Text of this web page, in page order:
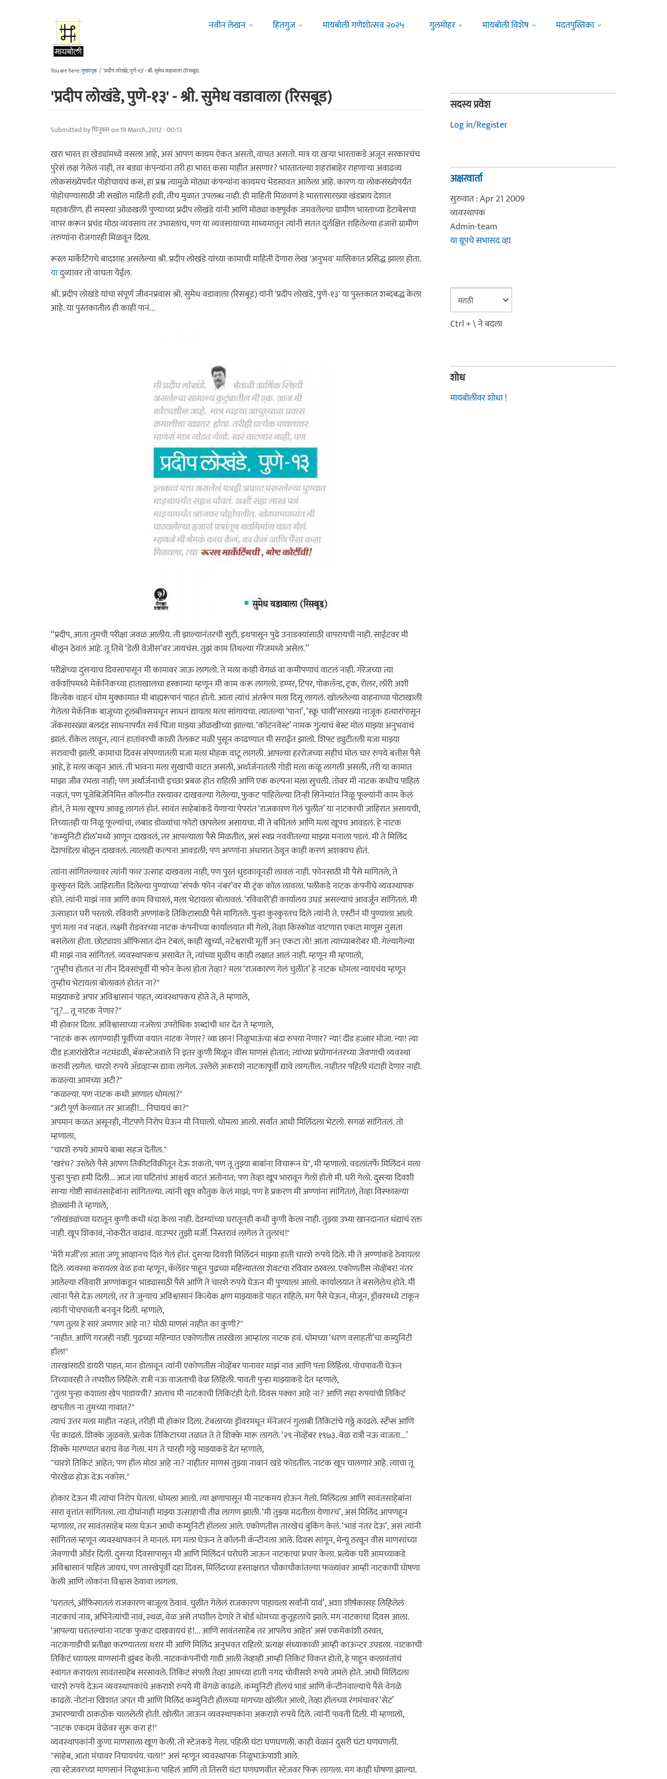
नवीन लेखन
हितगुज मायबोली गणेशोत्सव २०२५ गुलमोहर मायबोली विशेष मदतपुस्तिका
You are here:मुख्यपृष्ठ / 'प्रदीप लोखंडे, पुणे-१३' - श्री. सुमेध वडावाला (रिसबूड)
'प्रदीप लोखंडे, पुणे-१३' - श्री. सुमेध वडावाला (रिसबूड)
Submitted byचिनूक्सon 19 March, 2012 - 00:13
खरा भारत हा खेड्यांमध्ये वसला आहे, असं आपण कायम ऐकत असतो, वाचत असतो. मात्र या खर्‍या भारताकडे अजून सरकारचंच
पुरेसं लक्ष गेलेलं नाही, तर बड्या कंपन्यांना तरी हा भारत कसा माहीत असणार? भारतातल्या शहरांबाहेर राहणार्‍या अवाढव्य
लोकसंख्येपर्यंत पोहोचायचं कसं, हा प्रश्न त्यामुळे मोठ्या कंपन्यांना कायमच भेडसावत आलेला आहे. कारण या लोकसंख्येपर्यंत
पोहोचण्यासाठी जी सखोल माहिती हवी, तीच मुळात उपलब्ध नाही. ही माहिती मिळवणं हे भारतासारख्या खंडप्राय देशात
महाकठीण. ही समस्या ओळखली पुण्याच्या प्रदीप लोखंडे यांनी आणि मोठ्या कष्टपूर्वक जमवलेल्या ग्रामीण भारताच्या डेटाबेसचा
वापर करून प्रचंड मोठा व्यवसाय तर उभारलाच, पण या व्यवसायाच्या माध्यमातून त्यांनी सतत दुर्लक्षित राहिलेल्या हजारो ग्रामीण
तरुणांना रोजगारही मिळवून दिला.
रूरल मार्केटिंगचे बादशाह असलेल्या श्री. प्रदीप लोखंडे यांच्या कामाची माहिती देणारा लेख 'अनुभव' मासिकात प्रसिद्ध झाला होता.
यादुव्यावर तो वाचता येईल.
श्री. प्रदीप लोखंडे यांचा संपूर्ण जीवनप्रवास श्री. सुमेध वडावाला (रिसबूड) यांनी 'प्रदीप लोखंडे, पुणे-१३' या पुस्तकात शब्दबद्ध केला
आहे. या पुस्तकातील ही काही पानं...
‘‘प्रदीप, आता तुमची परीक्षा जवळ आलीय. ती झाल्यानंतरची सुटी, इथपासून पुढे उनाडक्यांसाठी वापरायची नाही. साईटवर मी
बोलून ठेवलं आहे. तू तिथे ‘डेली वेजीस’वर जायचंस. तुझं काम तिथल्या गॅरेजमध्ये असेल.’’
परीक्षेच्या दुसर्‍याच दिवसापासून मी कामावर जाऊ लागलो. ते मला काही वेगळं वा कमीपणाचं वाटलं नाही. गॅरेजच्या त्या
वर्कशॉपमध्ये मेकॅनिकच्या हाताखालचा हरकाम्या म्हणून मी काम करू लागलो. डम्पर, टिपर, पोकलॅन्ड, ट्रक, रोलर, लॉरी अशी
कित्येक वाहनं धोम मुक्कामात मी बाह्यरूपानं पाहत होतो. आता त्यांचं अंतर्रूप मला दिसू लागलं. खोललेल्या वाहनाच्या पोटाखाली
गेलेला मेकॅनिक बाजूच्या टूलबॉक्समधून साधनं द्यायला मला सांगायचा. त्यातल्या ‘पाना’, ‘स्क्रू चावी’सारख्या नाजूक हत्यारांपासून
जॅकसारख्या बलदंड साधनापर्यंत सर्व चिजा माझ्या ओळखीच्या झाल्या. ‘कॉटनवेस्ट’ नामक गुंत्याचं बेस्ट मोल माझ्या अनुभवाचं
झालं. रॉकेल लावून, त्यानं हातांवरची काळी तेलकट मळी पुसून काढण्यात मी सराईत झालो. शिफ्ट ड्युटीतली मजा माझ्या
सरावाची झाली. कामाचा दिवस संपण्यातली मजा मला मोहक वाटू लागली. आपल्या हररोजच्या सहीचं मोल चार रुपये बत्तीस पैसे
आहे, हे मला कळून आलं. ती भावना मला सुखाची वाटत असली, अर्थार्जनातली गोडी मला कळू लागली असली, तरी या कामात
माझा जीव रमला नाही; पण अर्थार्जनाची इच्छा प्रबळ होत राहिली आणि एक कल्पना मला सुचली. तोवर मी नाटक कधीच पाहिलं
नव्हतं, पण पूजेबिजेनिमित्त कॉलनीत रस्त्यावर दाखवल्या गेलेल्या, फुकट पाहिलेल्या तिन्ही सिनेम्यांत निळू फूल्यांनी काम केलं
होतं, ते मला खूपच आवडू लागलं होतं. सावंत साहेबांकडे येणार्‍या पेपरांत ‘राजकारण गेलं चुलीत’ या नाटकाची जाहिरात असायची,
तिच्यातही या निळू फूल्यांचा, लबाड डोळ्यांचा फोटो छापलेला असायचा. मी ते बघितलं आणि मला खूपच आवडलं. हे नाटक
‘कम्युनिटी हॉल’मध्ये आणून दाखवलं, तर आपल्याला पैसे मिळतील, असं स्वप्न नववीतल्या माझ्या मनाला पडलं. मी ते मिलिंद
देशपांडेला बोलून दाखवलं. त्यालाही कल्पना आवडली; पण अण्णांना अंधारात ठेवून काही करणं अशक्यच होतं.
त्यांना सांगितल्यावर त्यांनी फार उत्साह दाखवला नाही, पण पुरतं धुडकावूनही लावलं नाही. फोनसाठी मी पैसे मागितले, ते
कुरकुरत दिले. जाहिरातीत दिलेल्या पुण्याच्या ‘संपर्क फोन नंबर’वर मी ट्रंक कॉल लावला. पलीकडे नाटक कंपनीचे व्यवस्थापक
होते. त्यांनी माझं नाव आणि काम विचारलं, मला भेटायला बोलावलं. ‘रविवारी’ही कार्यालय उघडं असल्याचं आवर्जून सांगितलं. मी
उत्साहात घरी परतलो. रविवारी अण्णांकडे तिकिटासाठी पैसे मागितले. पुन्हा कुरकुरतच दिले त्यांनी ते. एस्टीनं मी पुण्याला आलो.
पुणं मला नवं नव्हतं. लक्ष्मी रोडवरच्या नाटक कंपनीच्या कार्यालयात मी गेलो, तेव्हा किरकोळ वाटणारा एकटा माणूस नुसता
बसलेला होता. छोट्याशा ऑफिसात दोन टेबलं, काही खुर्च्या, नटेश्वराची मूर्ती अन् एकटा तो! आता त्याच्याबरोबर मी. गेल्यागेल्या
मी माझं नाव सांगितलं. व्यवस्थापकच असावेत ते, त्यांच्या मुळीच काही लक्षात आलं नाही. म्हणून मी म्हणालो,
"तुम्हीच होतात ना तीन दिवसांपूर्वी मी फोन केला होता तेव्हा? मला ‘राजकारण गेलं चुलीत’ हे नाटक धोमला न्यायचंय म्हणून
तुम्हीच भेटायला बोलावलं होतंत ना?"
माझ्याकडे अपार अविश्वासानं पाहत, व्यवस्थापकच होते ते, ते म्हणाले,
"तू?... तू नाटक नेणार?"
मी होकार दिला. अविश्वासाच्या नजरेला उपरोधिक शब्दांची धार देत ते म्हणाले,
"नाटकं करू लागण्याही पूर्वीच्या वयात नाटक नेणार? व्वा छान! निळूभाऊंचा बंदा रुपया नेणार? न्या! दीड हज्जार मोजा. न्या! त्या
दीड हजारांखेरीज नटमंडळी, बॅकस्टेजवाले नि इतर कुणी मिळून वीस माणसं होतात; त्यांच्या प्रयोगानंतरच्या जेवणाची व्यवस्था
करावी लागेल. चारशे रुपये अ‍ॅडव्हान्स द्यावा लागेल. उरलेले अकराशे नाटकापूर्वी द्यावे लागतील. नाहीतर पहिली घंटाही देणार नाही.
कळल्या आमच्या अटी?"
"कळल्या. पण नाटक कधी आणाल धोमला?"
"अटी पूर्ण केल्यात तर आजही!... निघायचं का?"
अपमान कळत असूनही, नीटपणे निरोप घेऊन मी निघालो. धोमला आलो. सर्वांत आधी मिलिंदला भेटलो. सगळं सांगितलं. तो
म्हणाला,
"चारशे रुपये आमचे बाबा सहज देतील."
"खरंच? उरलेले पैसे आपण तिकीटविक्रीतून देऊ शकतो, पण तू तुझ्या बाबांना विचारून घे", मी म्हणालो. वडलांतर्फे मिलिंदनं मला
पुन्हा पुन्हा हमी दिली... आज त्या घटितांचं आश्चर्य वाटतं अतोनात; पण तेव्हा खूप भारावून गेलो होतो मी. घरी गेलो. दुसर्‍या दिवशी
सार्‍या गोष्टी सावंतसाहेबांना सांगितल्या. त्यांनी खूप कौतुक केलं माझं; पण हे प्रकरण मी अण्णांना सांगितलं, तेव्हा विस्फारल्या
डोळ्यांनी ते म्हणाले,
"लोखंड्यांच्या घरातून कुणी कधी धंदा केला नाही. देडग्यांच्या घरातूनही कधी कुणी केला नाही. तुझ्या उभ्या खानदानात धंद्याचं रक्त
नाही. खूप शिकावं, नोकरीत वाढावं. याउप्पर तुझी मर्जी. निस्तरावं लागेल ते तुलाच!"
‘मेरी मर्जी’ला आता जणू आव्हानच दिलं गेलं होतं. दुसर्‍या दिवशी मिलिंदनं माझ्या हाती चारशे रुपये दिले. मी ते अण्णांकडे ठेवायला
दिले. व्यवस्था करायला वेळ हवा म्हणून, कॅलेंडर पाहून पुढच्या महिन्यातला शेवटचा रविवार ठरवला. एकोणतीस नोव्हेंबर! नंतर
आलेल्या रविवारी अण्णांकडून भाड्यासाठी पैसे आणि ते चारशे रुपये घेऊन मी पुण्याला आलो. कार्यालयात ते बसलेलेच होते. मी
त्यांना पैसे देऊ लागलो, तर ते जुन्याच अविश्वासानं कित्येक क्षण माझ्याकडे पाहत राहिले. मग पैसे घेऊन, मोजून, ड्रॉवरमध्ये टाकून
त्यांनी पोचपावती बनवून दिली. म्हणाले,
"पण तुला हे सारं जमणार आहे ना? मोठी माणसं नाहीत का कुणी?"
"नाहीत. आणि गरजही नाही. पुढच्या महिन्यात एकोणतीस तारखेला आम्हांला नाटक हवं. धोमच्या ‘धरण वसाहती’चा कम्युनिटी
हॉल!"
तारखांसाठी डायरी पाहत, मान डोलावून त्यांनी एकोणतीस नोव्हेंबर पानावर माझं नाव आणि पत्ता लिहिला. पोचपावती घेऊन
तिच्यावरही ते तपशील लिहिले. रात्री नऊ वाजताची वेळ लिहिली. पावती पुन्हा माझ्याकडे देत म्हणाले,
"तुला पुन्हा कशाला खेप पाडायची? आत्ताच मी नाटकाची तिकिटंही देतो. दिवस पक्का आहे ना? आणि सहा रुपयांची तिकिटं
खपतील ना तुमच्या गावात?"
त्याचं उत्तर मला माहीत नव्हतं, तरीही मी होकार दिला. टेबलाच्या ड्रॉवरमधून मॅनेजरनं गुलाबी तिकिटांचे गठ्ठे काढले. स्टँप्स आणि
पॅड काढलं. शिक्के जुळवले. प्रत्येक तिकिटाच्या तळात ते ते शिक्के मारू लागले. ‘२९ नोव्हेंबर १९७३. वेळ रात्रौ नऊ वाजता...’
शिक्के मारण्यात बराच वेळ गेला. मग ते चारही गठ्ठे माझ्याकडे देत म्हणाले,
"चारशे तिकिटं आहेत; पण हॉल मोठा आहे ना? नाहीतर माणसं तुझ्या नावानं खडे फोडतील. नाटक खूप चालणारं आहे. त्याचा तू
पोरखेळ होऊ देऊ नकोस."
होकार देऊन मी त्यांचा निरोप घेतला. धोमला आलो. त्या क्षणापासून मी नाटकमय होऊन गेलो. मिलिंदला आणि सावंतसाहेबांना
सारा वृत्तांत सांगितला. त्या दोघांनाही माझ्या उत्साहाची तीव्र लागण झाली. ‘मी तुझ्या मदतीला येणारच’, असं मिलिंद आपणहून
म्हणाला, तर सावंतसाहेब मला घेऊन आधी कम्युनिटी हॉलला आले. एकोणतीस तारखेचं बुकिंग केलं. ‘भाडं नंतर देऊ’, असं त्यांनी
सांगितलं म्हणून व्यवस्थापकानं ते मानलं. मग मला घेऊन ते कॉलनी कॅन्टीनला आले. दिवस सांगून, मेन्यू ठरवून वीस माणसांच्या
जेवणाची ऑर्डर दिली. दुसर्‍या दिवसापासून मी आणि मिलिंदनं घरोघरी जाऊन नाटकाचा प्रचार केला. प्रत्येक घरी आमच्याकडे
अविश्वासानं पाहिलं जायचं, पण तारखेपूर्वी दहा दिवस, मिलिंदच्या हस्ताक्षरात चौकाचौकांतल्या फळ्यांवर आम्ही नाटकाची घोषणा
केली आणि लोकांना विश्वास ठेवावा लागला.
‘घरातलं, ऑफिसातलं राजकारण बाजूला ठेवावं. चुलीत गेलेलं राजकारण पाहायला सर्वांनी यावं’, अशा शीर्षकासह लिहिलेलं
नाटकाचं नाव, अभिनेत्यांची नावं, स्थळ, वेळ असे तपशील देणारे ते बोर्ड धोमच्या कुतूहलाचे झाले. मग नाटकाचा दिवस आला.
‘आपल्या घरातल्यांना नाटक फुकट दाखवायचं हं!... आणि सावंतसाहेब तर आपलेच आहेत’ असं एकमेकांशी ठरवत,
नाटकगाडीची प्रतीक्षा करण्यातला थरार मी आणि मिलिंद अनुभवत राहिलो. प्रत्यक्ष संध्याकाळी आम्ही काऊन्टर उघडला. नाटकाची
तिकिटं घ्यायला माणसांनी झुंबड केली. नाटककंपनीची गाडी आली तेव्हाही आम्ही तिकिटं विकत होतो, हे पाहून कलावंतांचं
स्वागत करायला सावंतसाहेब सरसावले. तिकिटं संपली तेव्हा आमच्या हाती नगद चोवीसशे रुपये जमले होते. आधी मिलिंदला
चारशे रुपये देऊन व्यवस्थापकांचे अकराशे रुपये मी वेगळे काढले. कम्युनिटी हॉलचं भाडं आणि कॅन्टीनवाल्याचे पैसे वेगळे
काढले. नोटांना खिशात जपत मी आणि मिलिंद कम्युनिटी हॉलच्या मागच्या खोलीत आलो, तेव्हा हॉलच्या रंगमंचावर ‘सेट’
उभारण्याची ठाकठोक चाललेली होती. खोलीत जाऊन व्यवस्थापकांना अकराशे रुपये दिले. त्यांनीं पावती दिली. मी म्हणालो,
"नाटक एकदम वेळेवर सुरू करा हं!"
व्यवस्थापकांनी कुणा माणसाला खूण केली. तो स्टेजकडे गेला. पहिली घंटा घणघणली. काही वेळानं दुसरी घंटा घणघणली.
"साहेब, आता मंचावर निघायचंय. चला!" असं म्हणून व्यवस्थापक निळूभाऊंपाशी आले.
त्या स्टेजवरच्या माणसानं निळूभाऊंना पाहिलं आणि तो तिसरी घंटा घणघणवीत स्टेजवर फिरू लागला. मग काही घोषणा झाल्या.
सदस्य प्रवेश
Log in/Register
अक्षरवार्ता
सुरुवात : Apr 21 2009
व्यवस्थापक
Admin-team
या ग्रूपचे सभासद व्हा
Ctrl + \ ने बदला
शोध
मायबोलीवर शोधा !